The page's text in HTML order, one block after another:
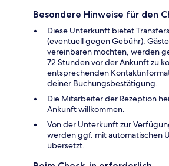
Besondere Hinweise für den
Diese Unterkunft bietet
(eventuell gegen Gebühr).
vereinbaren möchten, werden
72 Stunden vor der Ankunft zu
entsprechenden
deiner Buchungsbestätigung.
Die Mitarbeiter der Rezeption
Ankunft willkommen.
Von der Unterkunft zur
werden ggf. mit automatischen
übersetzt.